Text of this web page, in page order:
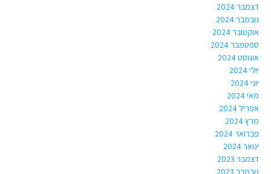
דצמבר 2024
נובמבר 2024
אוקטובר 2024
ספטמבר 2024
אוגוסט 2024
יולי 2024
יוני 2024
מאי 2024
אפריל 2024
מרץ 2024
פברואר 2024
ינואר 2024
דצמבר 2023
נובמבר 2023